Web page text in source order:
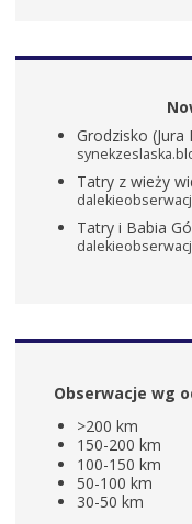
Grodzisko (Jura
Tatry z wieży
Tatry i Babia
Obserwacje wg
>200 km
150-200 km
100-150 km
50-100 km
30-50 km